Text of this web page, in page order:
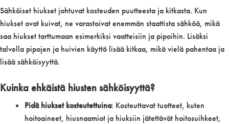
Sähköiset hiukset johtuvat kosteuden puutteesta ja kitkasta. Kun
hiukset ovat kuivat, ne varastoivat enemmän staattista sähköä, mikä
saa hiukset tarttumaan esimerkiksi vaatteisiin ja pipoihin. Lisäksi
talvella pipojen ja huivien käyttö lisää kitkaa, mikä vielä pahentaa ja
lisää sähköisyyttä.
Kuinka ehkäistä hiusten sähköisyyttä?
Pidä hiukset kosteutettuina: Kosteuttavat tuotteet, kuten
hoitoaineet, hiusnaamiot ja hiuksiin jätettävät hoitosuihkeet,